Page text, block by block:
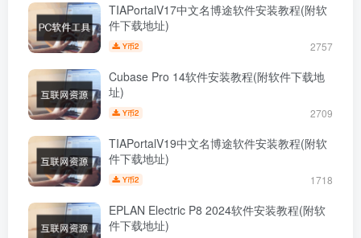
TIAPortalV17中文名博途软件安装教程(附软
件下载地址)
Y币2 2757
Cubase Pro 14软件安装教程(附软件下载地
址)
Y币2 2709
TIAPortalV19中文名博途软件安装教程(附软
件下载地址)
Y币2 1718
EPLAN Electric P8 2024软件安装教程(附软
件下载地址)